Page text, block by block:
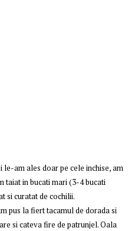
le-am ales doar pe cele inchise, am
taiat in bucati mari (3-4 bucati
si curatat de cochilii.
pus la fiert tacamul de dorada si
si cateva fire de patrunjel. Oala